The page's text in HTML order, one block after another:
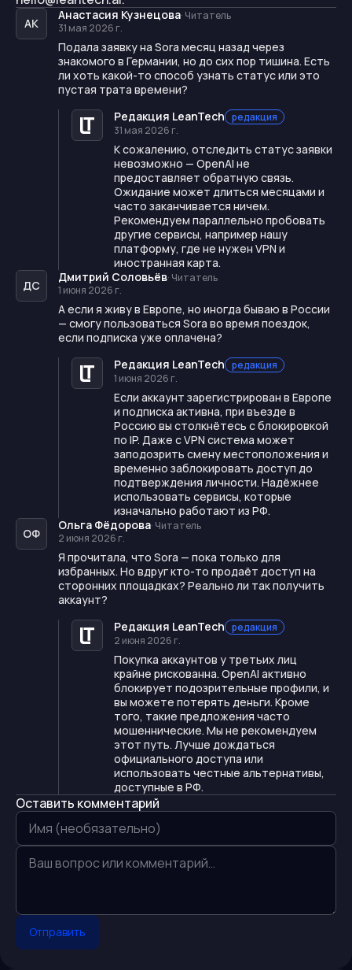
АК
Анастасия Кузнецова· Читатель
31 мая 2026 г.
Подала заявку на Sora месяц назад через
знакомого в Германии, но до сих пор тишина. Есть
ли хоть какой-то способ узнать статус или это
пустая трата времени?
Редакция LeanTech редакция
31 мая 2026 г.
К сожалению, отследить статус заявки
невозможно — OpenAI не
предоставляет обратную связь.
Ожидание может длиться месяцами и
часто заканчивается ничем.
Рекомендуем параллельно пробовать
другие сервисы, например нашу
платформу, где не нужен VPN и
иностранная карта.
ДС
Дмитрий Соловьёв· Читатель
1 июня 2026 г.
А если я живу в Европе, но иногда бываю в России
— смогу пользоваться Sora во время поездок,
если подписка уже оплачена?
Редакция LeanTech редакция
1 июня 2026 г.
Если аккаунт зарегистрирован в Европе
и подписка активна, при въезде в
Россию вы столкнётесь с блокировкой
по IP. Даже с VPN система может
заподозрить смену местоположения и
временно заблокировать доступ до
подтверждения личности. Надёжнее
использовать сервисы, которые
изначально работают из РФ.
ОФ
Ольга Фёдорова· Читатель
2 июня 2026 г.
Я прочитала, что Sora — пока только для
избранных. Но вдруг кто-то продаёт доступ на
сторонних площадках? Реально ли так получить
аккаунт?
Редакция LeanTech редакция
2 июня 2026 г.
Покупка аккаунтов у третьих лиц
крайне рискованна. OpenAI активно
блокирует подозрительные профили, и
вы можете потерять деньги. Кроме
того, такие предложения часто
мошеннические. Мы не рекомендуем
этот путь. Лучше дождаться
официального доступа или
использовать честные альтернативы,
доступные в РФ.
Оставить комментарий
Отправить